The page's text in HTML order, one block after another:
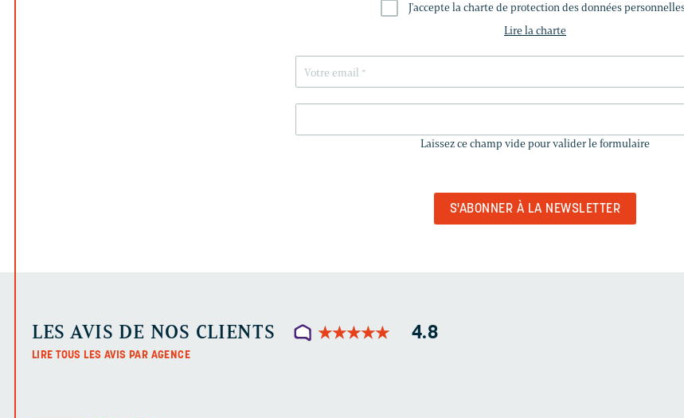
J'accepte la charte de protection des données
Lire la charte
CHAMP
Laissez ce champ vide pour valider le formulaire
LES AVIS DE NOS CLIENTS ★★★★★
★★★★★ 4.8
LIRE TOUS LES AVIS PAR AGENCE